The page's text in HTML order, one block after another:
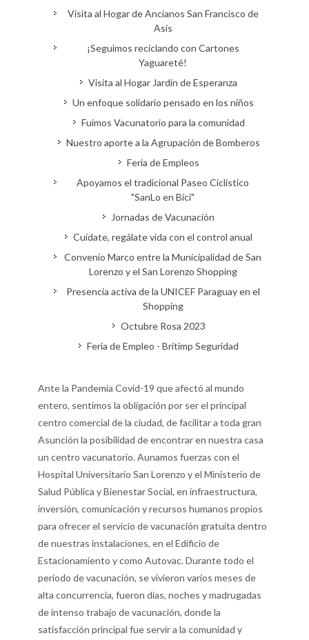
Visita al Hogar de Ancianos San Francisco de
Asis
¡Seguimos reciclando con Cartones
Yaguareté!
Visita al Hogar Jardín de Esperanza
Un enfoque solidario pensado en los niños
Fuimos Vacunatorio para la comunidad
Nuestro aporte a la Agrupación de Bomberos
Feria de Empleos
Apoyamos el tradicional Paseo Ciclístico
"SanLo en Bici"
Jornadas de Vacunación
Cuídate, regálate vida con el control anual
Convenio Marco entre la Municipalidad de San
Lorenzo y el San Lorenzo Shopping
Presencia activa de la UNICEF Paraguay en el
Shopping
Octubre Rosa 2023
Feria de Empleo - Britimp Seguridad
Ante la Pandemia Covid-19 que afectó al mundo
entero, sentimos la obligación por ser el principal
centro comercial de la ciudad, de facilitar a toda gran
Asunción la posibilidad de encontrar en nuestra casa
un centro vacunatorio. Aunamos fuerzas con el
Hospital Universitario San Lorenzo y el Ministerio de
Salud Pública y Bienestar Social, en infraestructura,
inversión, comunicación y recursos humanos propios
para ofrecer el servicio de vacunación gratuita dentro
de nuestras instalaciones, en el Edificio de
Estacionamiento y como Autovac. Durante todo el
periodo de vacunación, se vivieron varios meses de
alta concurrencia, fueron días, noches y madrugadas
de intenso trabajo de vacunación, donde la
satisfacción principal fue servir a la comunidad y